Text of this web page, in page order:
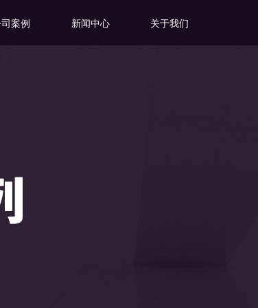
案例 新闻中心 关于我们